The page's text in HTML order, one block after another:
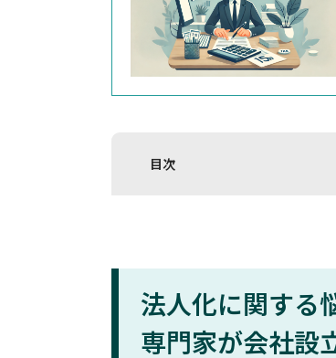
目次
法人化に関する
専門家が会社設